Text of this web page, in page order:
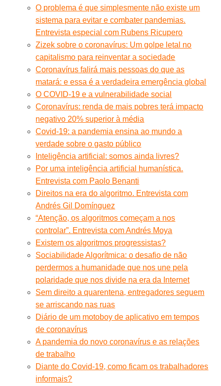
O problema é que simplesmente não existe um
sistema para evitar e combater pandemias.
Entrevista especial com Rubens Ricupero
Zizek sobre o coronavírus: Um golpe letal no
capitalismo para reinventar a sociedade
Coronavírus falirá mais pessoas do que as
matará: e essa é a verdadeira emergência global
O COVID-19 e a vulnerabilidade social
Coronavírus: renda de mais pobres terá impacto
negativo 20% superior à média
Covid-19: a pandemia ensina ao mundo a
verdade sobre o gasto público
Inteligência artificial: somos ainda livres?
Por uma inteligência artificial humanística.
Entrevista com Paolo Benanti
Direitos na era do algoritmo. Entrevista com
Andrés Gil Domínguez
“Atenção, os algoritmos começam a nos
controlar”. Entrevista com Andrés Moya
Existem os algoritmos progressistas?
Sociabilidade Algorítmica: o desafio de não
perdermos a humanidade que nos une pela
polaridade que nos divide na era da Internet
Sem direito a quarentena, entregadores seguem
se arriscando nas ruas
Diário de um motoboy de aplicativo em tempos
de coronavírus
A pandemia do novo coronavírus e as relações
de trabalho
Diante do Covid-19, como ficam os trabalhadores
informais?